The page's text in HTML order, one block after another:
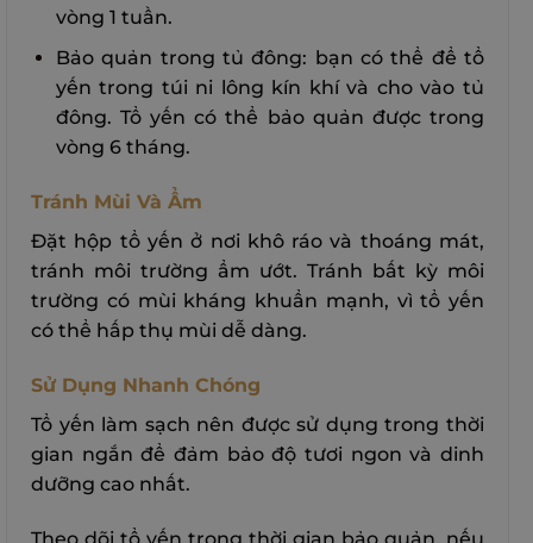
vòng 1 tuần.
Bảo quản trong tủ đông: bạn có thể để tổ
yến trong túi ni lông kín khí và cho vào tủ
đông. Tổ yến có thể bảo quản được trong
vòng 6 tháng.
Tránh Mùi Và Ẩm
Đặt hộp tổ yến ở nơi khô ráo và thoáng mát,
tránh môi trường ẩm ướt. Tránh bất kỳ môi
trường có mùi kháng khuẩn mạnh, vì tổ yến
có thể hấp thụ mùi dễ dàng.
Sử Dụng Nhanh Chóng
Tổ yến làm sạch nên được sử dụng trong thời
gian ngắn để đảm bảo độ tươi ngon và dinh
dưỡng cao nhất.
Theo dõi tổ yến trong thời gian bảo quản, nếu